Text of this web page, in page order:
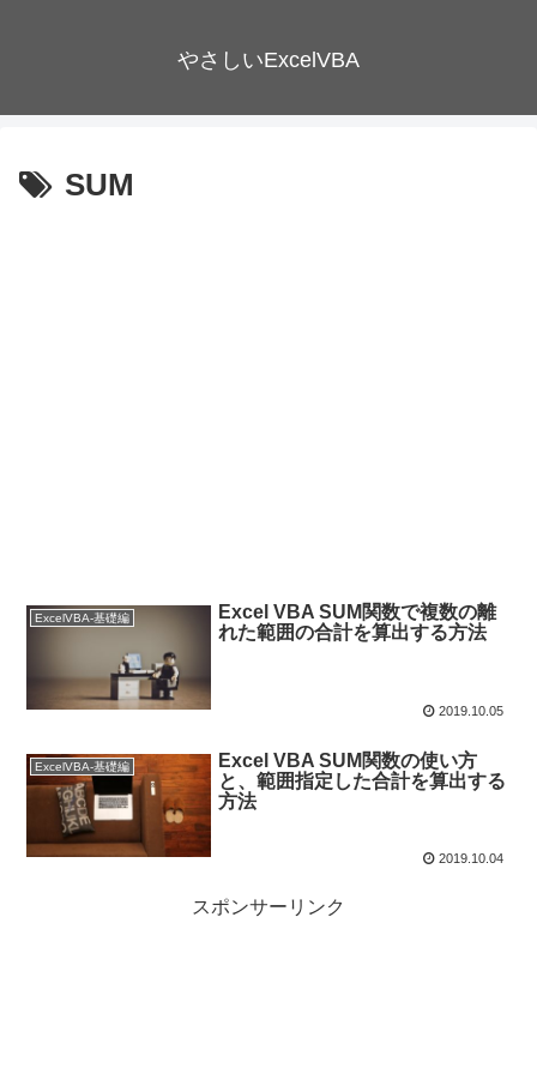
やさしいExcelVBA
SUM
ExcelVBA-基礎編
Excel VBA SUM関数で複数の離
れた範囲の合計を算出する方法
2019.10.05
ExcelVBA-基礎編
Excel VBA SUM関数の使い方
と、範囲指定した合計を算出する
方法
2019.10.04
スポンサーリンク